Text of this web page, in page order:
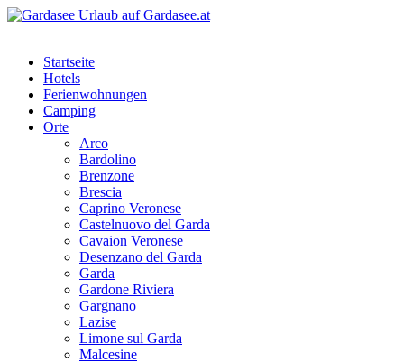
Startseite
Hotels
Ferienwohnungen
Camping
Orte
Arco
Bardolino
Brenzone
Brescia
Caprino Veronese
Castelnuovo del Garda
Cavaion Veronese
Desenzano del Garda
Garda
Gardone Riviera
Gargnano
Lazise
Limone sul Garda
Malcesine